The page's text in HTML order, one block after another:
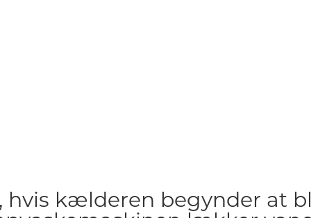
hvis kælderen begynder at